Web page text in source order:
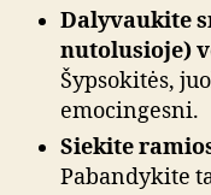
Dalyvaukite
nutolusioje)
Šypsokitės,
emocingesni.
Siekite
Pabandykite